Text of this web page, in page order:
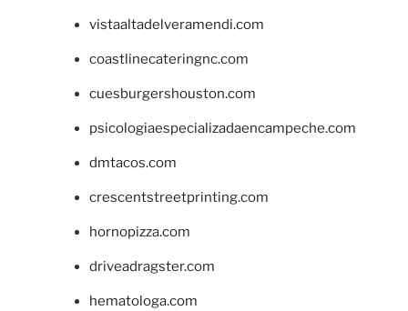
vistaaltadelveramendi.com
coastlinecateringnc.com
cuesburgershouston.com
psicologiaespecializadaencampeche.com
dmtacos.com
crescentstreetprinting.com
hornopizza.com
driveadragster.com
hematologa.com